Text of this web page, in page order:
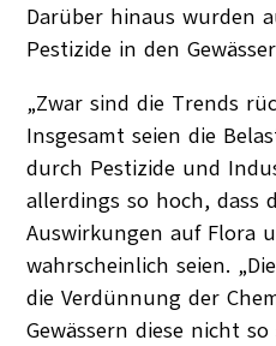
Darüber hinaus wurden
Pestizide in den
„Zwar sind die Trends
Insgesamt seien die
durch Pestizide und
allerdings so hoch, dass
Auswirkungen auf Flora
wahrscheinlich seien.
die Verdünnung der
Gewässern diese nicht